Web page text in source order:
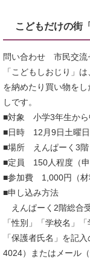
こどもだけの街
問い合わせ 市民交
「こどもしおじり」
を納めたり買い物を
しです。
■対象 小学3年生から
■日時 12月9日土曜
■場所 えんぱーく3階
■定員 150人程度（申
■参加費 1,000円（材
■申し込み方法
えんぱーく2階総合
「性別」「学校名」
「保護者氏名」を記
4024）またはメール